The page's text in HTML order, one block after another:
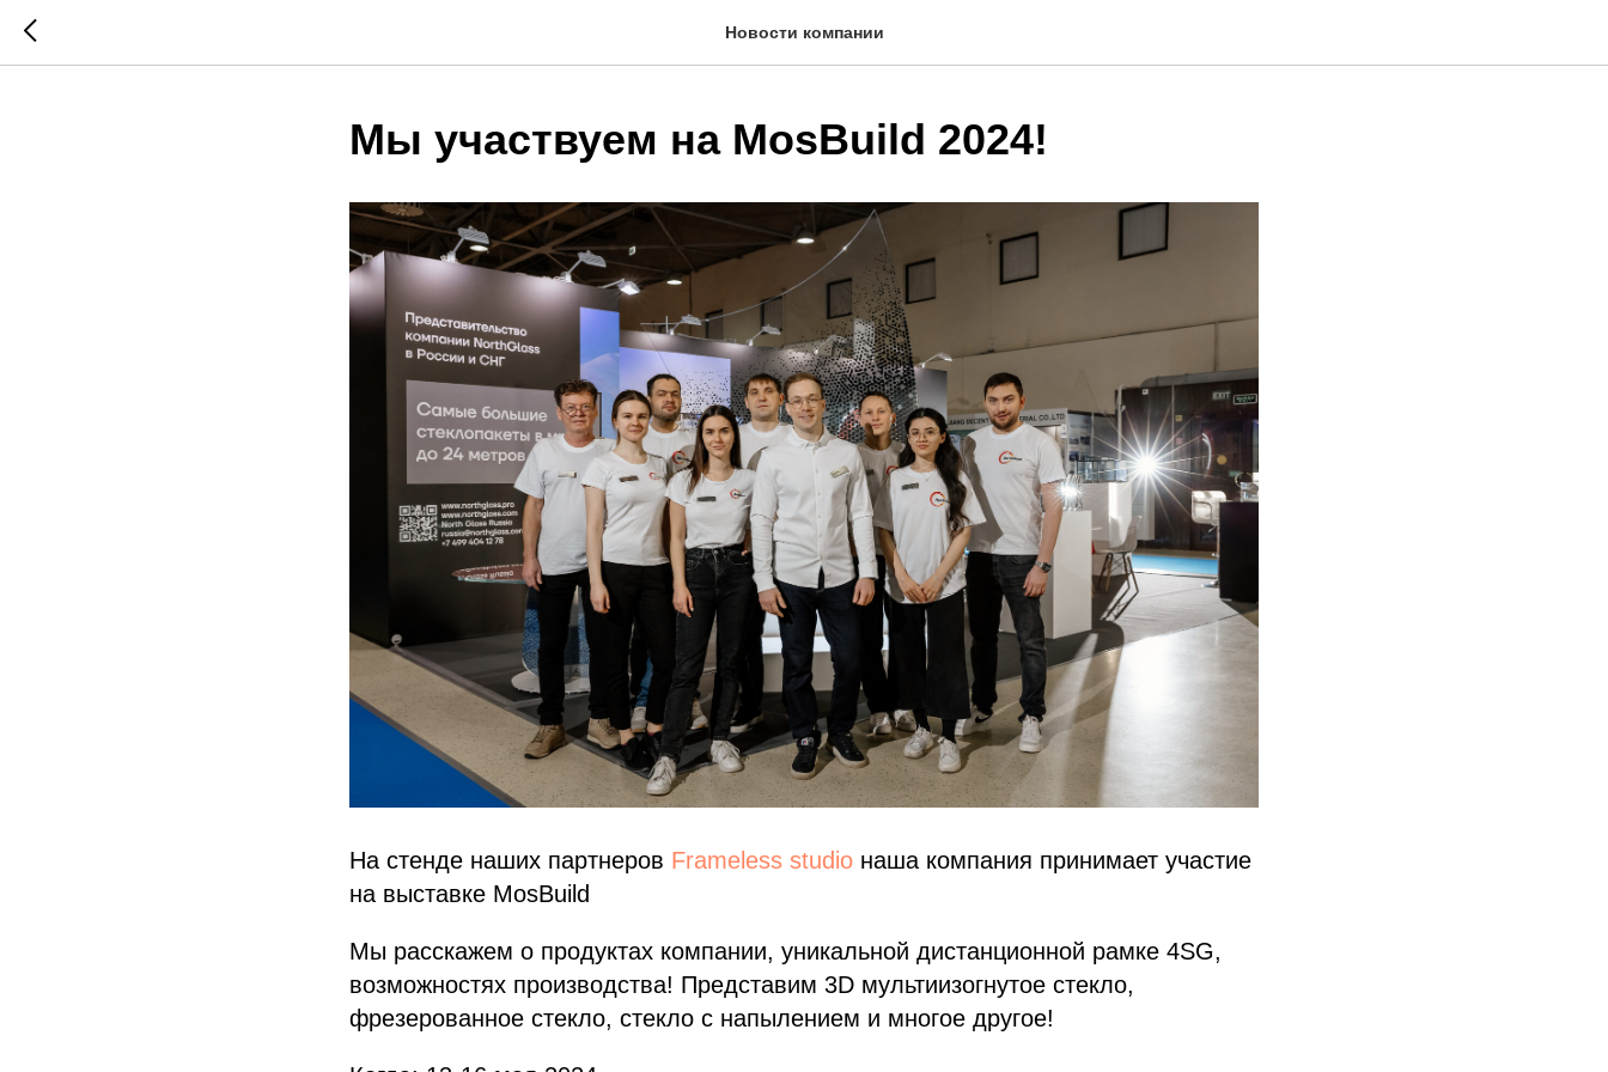
Новости компании
Мы участвуем на MosBuild 2024!
На стенде наших партнеров Frameless studio наша компания принимает участие
на выставке MosBuild
Мы расскажем о продуктах компании, уникальной дистанционной рамке 4SG,
возможностях производства! Представим 3D мультиизогнутое стекло,
фрезерованное стекло, стекло с напылением и многое другое!